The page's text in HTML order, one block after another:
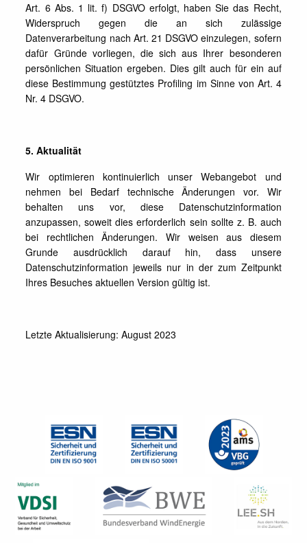
Art. 6 Abs. 1 lit. f) DSGVO erfolgt, haben Sie das Recht,
Widerspruch gegen die an sich zulässige
Datenverarbeitung nach Art. 21 DSGVO einzulegen, sofern
dafür Gründe vorliegen, die sich aus Ihrer besonderen
persönlichen Situation ergeben. Dies gilt auch für ein auf
diese Bestimmung gestütztes Profiling im Sinne von Art. 4
Nr. 4 DSGVO.
5. Aktualität
Wir optimieren kontinuierlich unser Webangebot und
nehmen bei Bedarf technische Änderungen vor. Wir
behalten uns vor, diese Datenschutzinformation
anzupassen, soweit dies erforderlich sein sollte z. B. auch
bei rechtlichen Änderungen. Wir weisen aus diesem
Grunde ausdrücklich darauf hin, dass unsere
Datenschutzinformation jeweils nur in der zum Zeitpunkt
Ihres Besuches aktuellen Version gültig ist.
Letzte Aktualisierung: August 2023